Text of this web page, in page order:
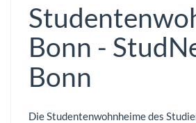
Bonn -
Bonn
Die Studentenwohnheime des